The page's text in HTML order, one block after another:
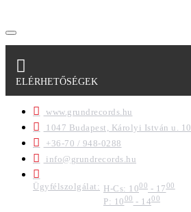
ELÉRHETŐSÉGEK
www.grundrecords.hu
1047 Budapest, Károlyi István u. 10.
+36-70 / 948-0288
info@grundrecords.hu
Ügyfélszolgálat: H-Cs: 1000 - 1700
P: 1000- 1400